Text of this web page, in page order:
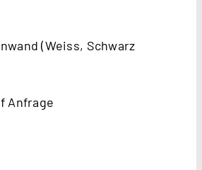
(Weiss, Schwarz
Anfrage